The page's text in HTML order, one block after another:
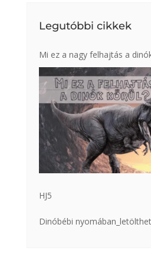
Legutóbbi cikkek
Mi ez a nagy felhajtás a
HJ5
Dinóbébi